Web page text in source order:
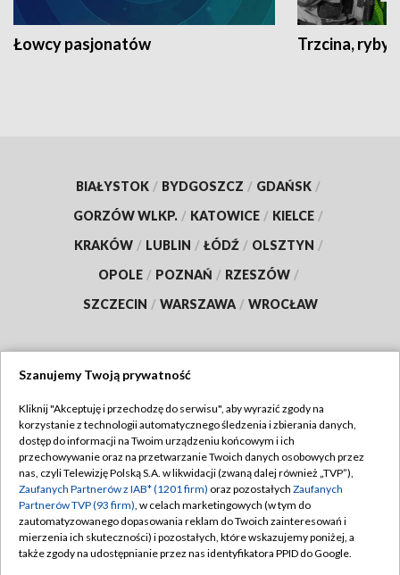
Łowcy pasjonatów Trzcina, ryby
BIAŁYSTOK / BYDGOSZCZ / GDAŃSK /
GORZÓW WLKP. / KATOWICE / KIELCE /
KRAKÓW / LUBLIN / ŁÓDŹ / OLSZTYN /
OPOLE / POZNAŃ / RZESZÓW /
SZCZECIN / WARSZAWA / WROCŁAW
TVP
Abonament TVP
Emisja w TVP
Centrum informacji TVP
Naziemna Telewizja Cyfrowa
Regulamin TVP
Polityka prywatności
Moje zgody
Pomoc
Szanujemy Twoją prywatność
Kliknij "Akceptuję i przechodzę do serwisu", aby wyrazić zgody na
korzystanie z technologii automatycznego śledzenia i zbierania danych,
dostęp do informacji na Twoim urządzeniu końcowym i ich
przechowywanie oraz na przetwarzanie Twoich danych osobowych przez
nas, czyli Telewizję Polską S.A. w likwidacji (zwaną dalej również „TVP”),
Zaufanych Partnerów z IAB* (1201 firm) oraz pozostałych Zaufanych
Partnerów TVP (93 firm), w celach marketingowych (w tym do
zautomatyzowanego dopasowania reklam do Twoich zainteresowań i
mierzenia ich skuteczności) i pozostałych, które wskazujemy poniżej, a
także zgody na udostępnianie przez nas identyfikatora PPID do Google.